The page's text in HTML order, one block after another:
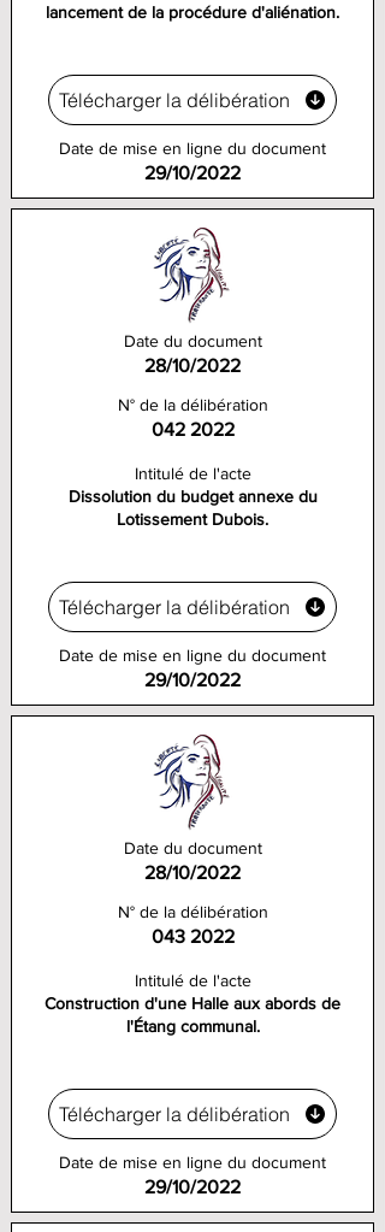
lancement de la procédure d'aliénation.
Télécharger la délibération
Date de mise en ligne du document
29/10/2022
Date du document
28/10/2022
N° de la délibération
042 2022
Intitulé de l'acte
Dissolution du budget annexe du
Lotissement Dubois.
Télécharger la délibération
Date de mise en ligne du document
29/10/2022
Date du document
28/10/2022
N° de la délibération
043 2022
Intitulé de l'acte
Construction d'une Halle aux abords de
l'Étang communal.
Télécharger la délibération
Date de mise en ligne du document
29/10/2022